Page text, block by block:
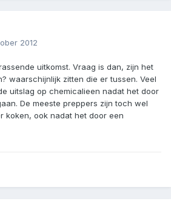
2012
uitkomst. Vraag is dan, zijn het
waarschijnlijk zitten die er tussen. Veel
uitslag op chemicalieen nadat het door
De meeste preppers zijn toch wel
koken, ook nadat het door een